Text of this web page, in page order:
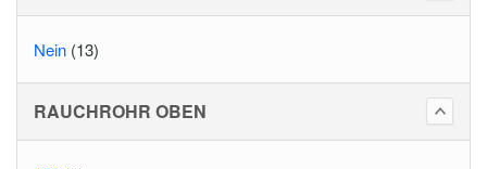
Nein (13)
RAUCHROHR OBEN